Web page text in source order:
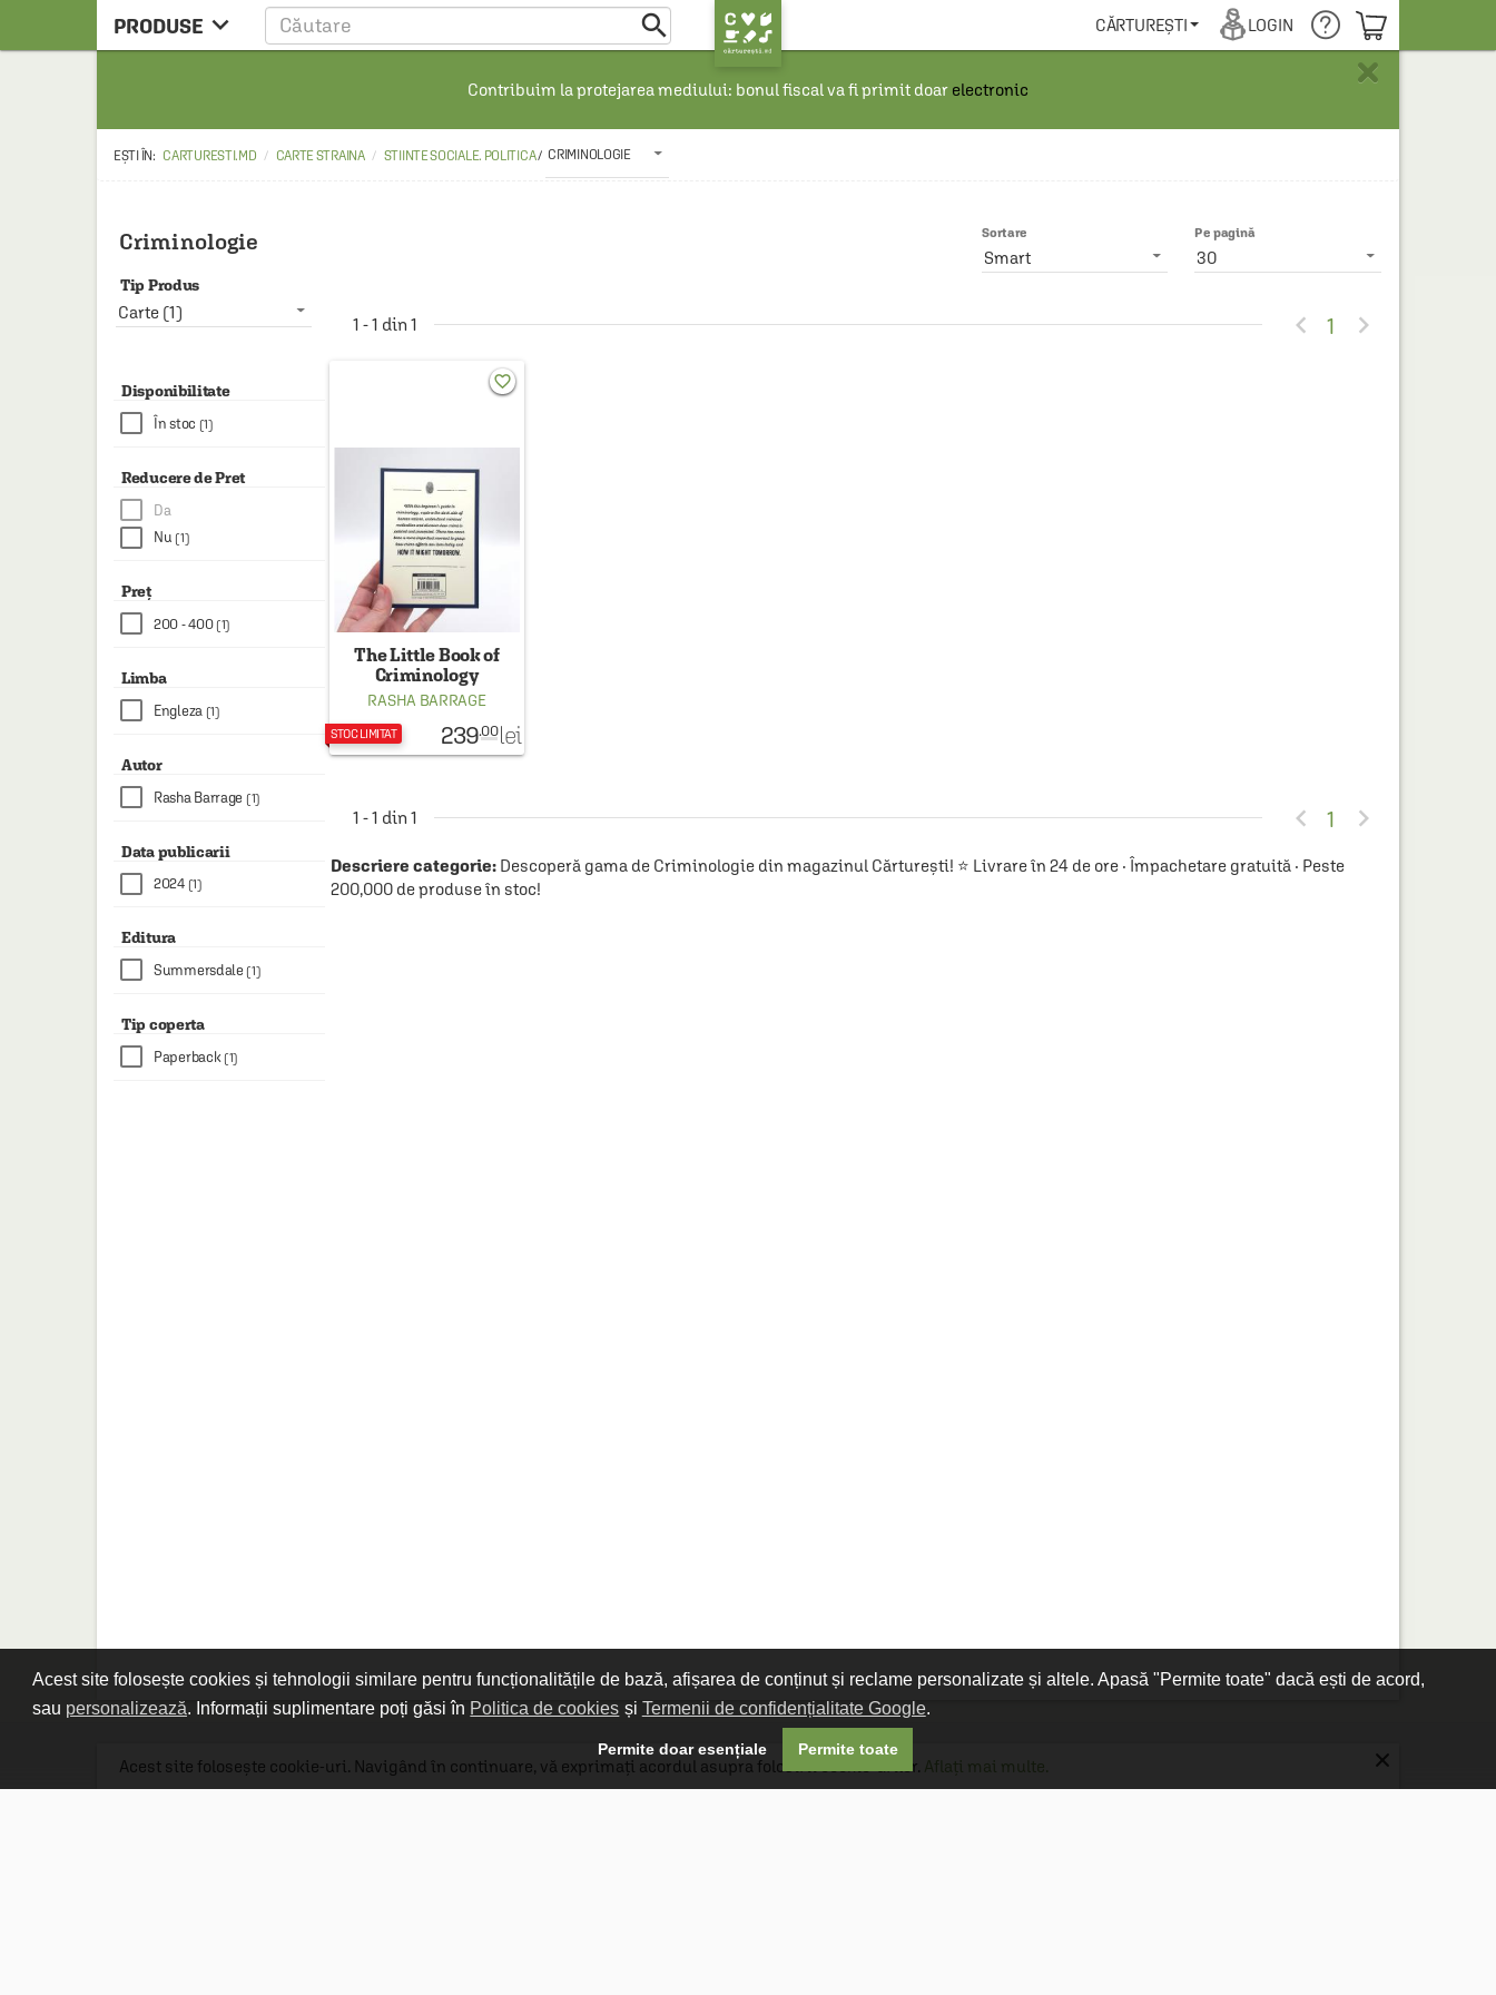
Acest site folosește cookies și tehnologii similare pentru funcționalitățile de bază, afișarea de conținut și reclame personalizate și altele. Apasă "Permite toate" dacă ești de acord,
sau personalizează. Informații suplimentare poți găsi în Politica de cookies și Termenii de confidențialitate Google.
Permite doar esențiale Permite toate
PRODUSE 
CARTE RUSA
MANGA
MUZICA
FILM
PAPETARIE
CEAI & ACCESORII
HAINE SI ACCESORII
BOARD GAMES
JOCURI SI JUCARII
PLAYGROUND
COSMETICE
DISNEY
CURSURI LIMBI STRAINE
PROMOȚII ȘI SELECȚII
 CĂRTUREȘTI LOGIN COȘUL TĂU
×
Contribuim la protejarea mediului: bonul fiscal va fi primit doar electronic
CARTURESTI.MD CARTE STRAINA STIINTE SOCIALE. POLITICA/ CRIMINOLOGIE
Criminologie Pe pagină
30
Sortare
Smart
Tip Produs
Carte (1)
Disponibilitate
În stoc (1)
Reducere de Pret
Da
Nu (1)
Preț
200 - 400 (1)
Limba
Engleza (1)
Autor
Rasha Barrage (1)
Data publicarii
2024 (1)
Editura
Summersdale (1)
Tip coperta
Paperback (1)
1 - 1 din 1  1 
The Little Book of
Criminology
RASHA BARRAGE
STOC LIMITAT 239.00 lei
favorite_border
1 - 1 din 1  1 
Descriere categorie: Descoperă gama de Criminologie din magazinul Cărturești! ⭐ Livrare în 24 de ore · Împachetare gratuită · Peste
200,000 de produse în stoc!
Linkuri utile  Livrare gratuită
Acest site folosește cookie-uri. Navigând în continuare, vă exprimați acordul asupra folosirii cookie-urilor. Aflați mai multe. ×